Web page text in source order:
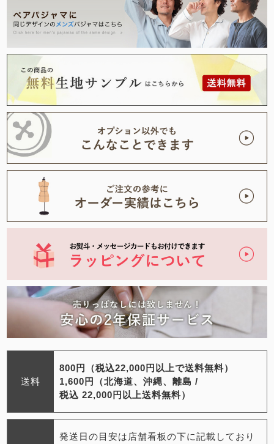
送料
800円（税込22,000円以上で送料無料）
1,600円（北海道、沖縄、離島 /
税込 22,000円以上送料無料）
発送日の目安は店舗看板の下に記載しており